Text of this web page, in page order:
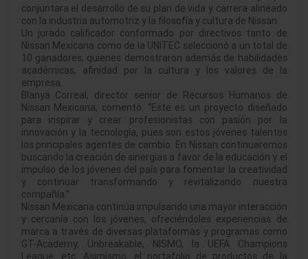
conjuntara el desarrollo de su plan de vida y carrera alineado
con la industria automotriz y la filosofía y cultura de Nissan.
Un jurado calificador conformado por directivos tanto de
Nissan Mexicana como de la UNITEC seleccionó a un total de
10 ganadores, quienes demostraron además de habilidades
académicas, afinidad por la cultura y los valores de la
empresa.
Blanya Correal, director senior de Recursos Humanos de
Nissan Mexicana, comentó: “Este es un proyecto diseñado
para inspirar y crear profesionistas con pasión por la
innovación y la tecnología, pues son estos jóvenes talentos
los principales agentes de cambio. En Nissan continuaremos
buscando la creación de sinergias a favor de la educación y el
impulso de los jóvenes del país para fomentar la creatividad
y continuar transformando y revitalizando nuestra
compañía.”
Nissan Mexicana continúa impulsando una mayor interacción
y cercanía con los jóvenes, ofreciéndoles experiencias de
marca a través de diversas plataformas y programas como
GT-Academy, Unbreakable, NISMO, la UEFA Champions